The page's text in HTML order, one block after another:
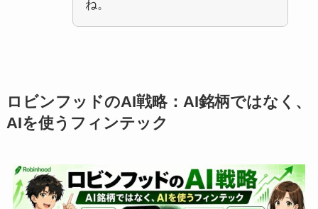
ね。
ロビンフッドのAI戦略：AI銘柄ではなく、
AIを使うフィンテック